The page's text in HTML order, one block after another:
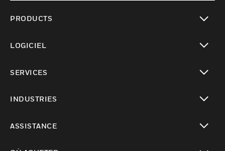
PRODUCTS
LOGICIEL
SERVICES
INDUSTRIES
ASSISTANCE